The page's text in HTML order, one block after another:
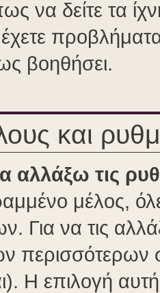
να δείτε τα
έχετε
βοηθήσει.
και
τις
μέλος,
Για να τις
περισσότερων
Η επιλογή